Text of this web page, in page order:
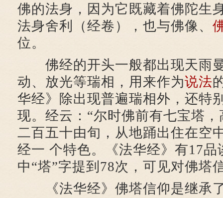
佛的法身，因为它既藏着佛陀生
法身舍利（经卷），也与佛像、
位。
佛经的开头一般都出现天雨
动、放光等瑞相，用来作为说法
华经》除出现普遍瑞相外，还特
现。经云：“尔时佛前有七宝塔
二百五十由旬，从地踊出住在空
经一 个特色。《法华经》有17品
中“塔”字提到78次，可见对佛塔
《法华经》佛塔信仰是继承